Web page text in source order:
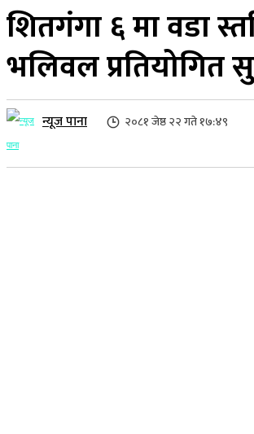
शितगंगा ६ मा वडा
भलिवल प्रतियोगित
न्यूज पाना २०८१ जेष्ठ २२ गते १७:४९